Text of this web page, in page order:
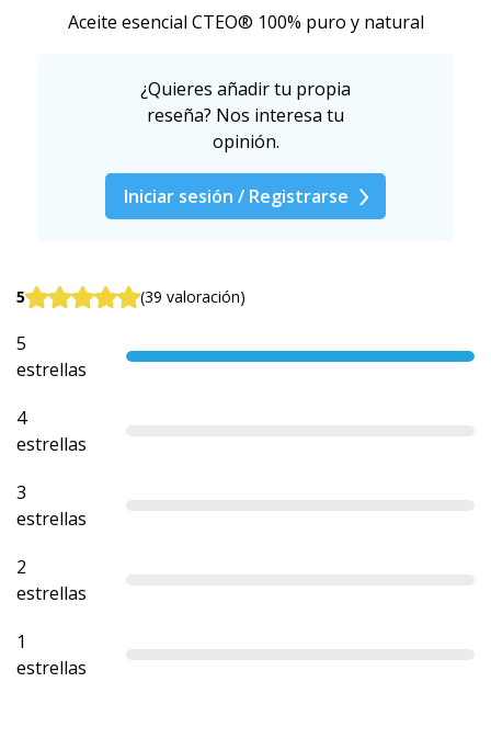
Aceite esencial CTEO® ​​100% puro y natural
¿Quieres añadir tu propia
reseña? Nos interesa tu
opinión.
Iniciar sesión / Registrarse
5 (39 valoración)
5
estrellas
4
estrellas
3
estrellas
2
estrellas
1
estrellas